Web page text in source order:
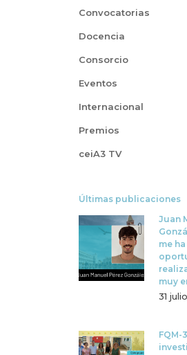
Convocatorias
Docencia
Consorcio
Eventos
Internacional
Premios
ceiA3 TV
Últimas publicaciones
Juan
me
muy
31
FQM-